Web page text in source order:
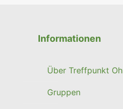
Informationen
Über Treffpunkt
Gruppen